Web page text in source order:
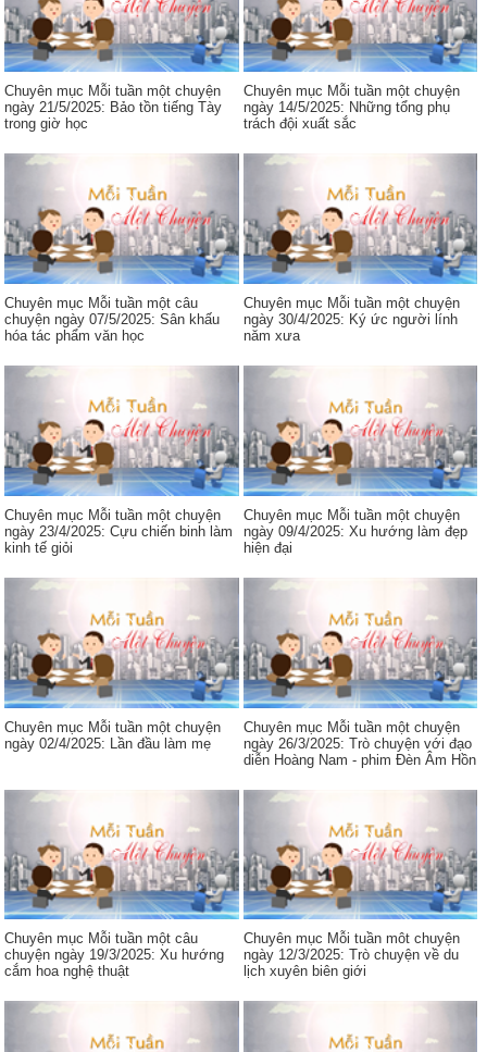
Chuyên mục Mỗi tuần một chuyện
ngày 21/5/2025: Bảo tồn tiếng Tày
trong giờ học
Chuyên mục Mỗi tuần một chuyện
ngày 14/5/2025: Những tổng phụ
trách đội xuất sắc
Chuyên mục Mỗi tuần một câu
chuyện ngày 07/5/2025: Sân khấu
hóa tác phẩm văn học
Chuyên mục Mỗi tuần một chuyện
ngày 30/4/2025: Ký ức người lính
năm xưa
Chuyên mục Mỗi tuần một chuyện
ngày 23/4/2025: Cựu chiến binh làm
kinh tế giỏi
Chuyên mục Mỗi tuần một chuyện
ngày 09/4/2025: Xu hướng làm đẹp
hiện đại
Chuyên mục Mỗi tuần một chuyện
ngày 02/4/2025: Lần đầu làm mẹ
Chuyên mục Mỗi tuần một chuyện
ngày 26/3/2025: Trò chuyện với đạo
diễn Hoàng Nam - phim Đèn Âm Hồn
Chuyên mục Mỗi tuần một câu
chuyện ngày 19/3/2025: Xu hướng
cắm hoa nghệ thuật
Chuyên mục Mỗi tuần môt chuyện
ngày 12/3/2025: Trò chuyện về du
lịch xuyên biên giới